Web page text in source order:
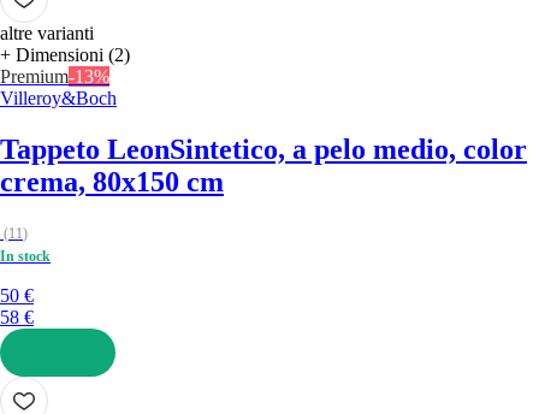
altre varianti
+ Dimensioni (2)
Premium-13%
Villeroy&Boch
Tappeto LeonSintetico, a pelo medio, color
crema, 80x150 cm
(11)
In stock
50 €
58 €
AGGIUNGI